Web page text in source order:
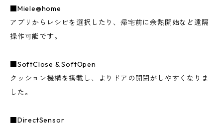
■Miele@home
アプリからレシピを選択したり、帰宅前に余熱開始など遠隔
操作可能です。
■SoftClose & SoftOpen
クッション機構を搭載し、よりドアの開閉がしやすくなりま
した。
■DirectSensor